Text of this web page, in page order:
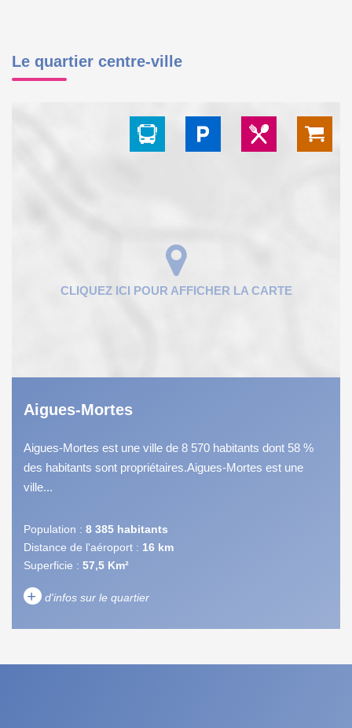
Le quartier centre-ville
Aigues-Mortes
Aigues-Mortes est une ville de 8 570 habitants dont 58 %
des habitants sont propriétaires.Aigues-Mortes est une
ville...
Population : 8 385 habitants
Distance de l'aéroport : 16 km
Superficie : 57,5 Km²
+ d'infos sur le quartier